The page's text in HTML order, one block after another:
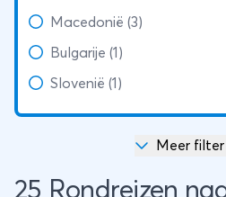
Macedonië (3)
Bulgarije (1)
Slovenië (1)
Meer
25 Rondreizen